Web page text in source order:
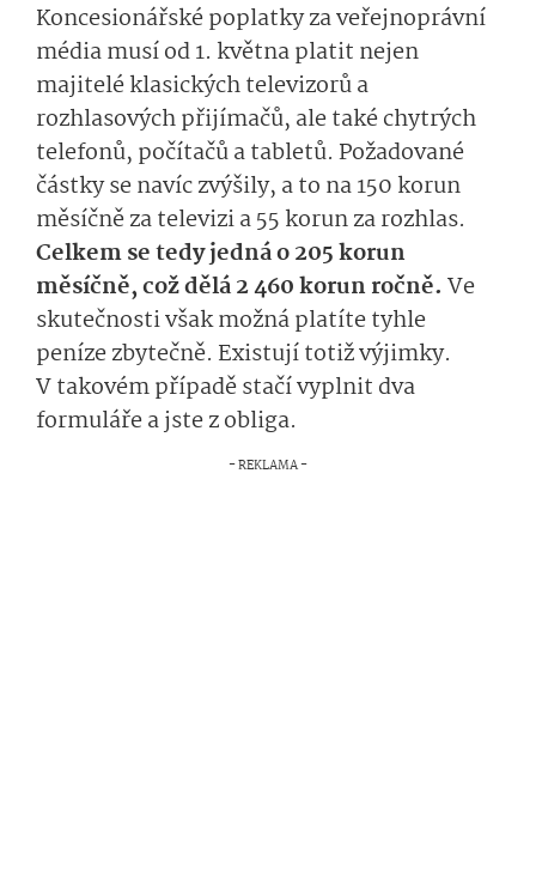
Koncesionářské poplatky za veřejnoprávní
média musí od 1. května platit nejen
majitelé klasických televizorů a
rozhlasových přijímačů, ale také chytrých
telefonů, počítačů a tabletů. Požadované
částky se navíc zvýšily, a to na 150 korun
měsíčně za televizi a 55 korun za rozhlas.
Celkem se tedy jedná o 205 korun
měsíčně, což dělá 2 460 korun ročně. Ve
skutečnosti však možná platíte tyhle
peníze zbytečně. Existují totiž výjimky.
V takovém případě stačí vyplnit dva
formuláře a jste z obliga.